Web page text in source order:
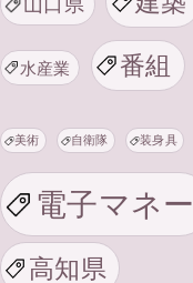
水産業 番組
美術 自衛隊 装身具
電子マネー
高知県